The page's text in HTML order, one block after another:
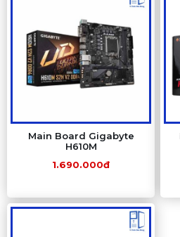
Main Board Gigabyte
H610M
1.690.000đ